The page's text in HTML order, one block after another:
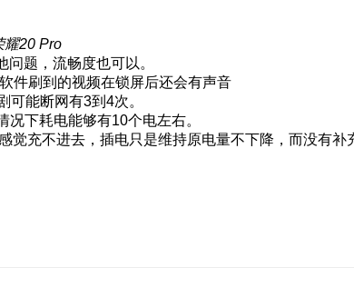
耀20 Pro
题，流畅度也可以。
件刷到的视频在锁屏后还会有声音
能断网有3到4次。
下耗电能够有10个电左右。
充不进去，插电只是维持原电量不下降，而没有